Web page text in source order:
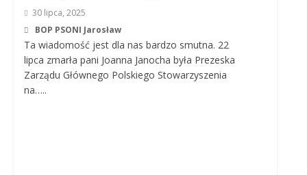
30 lipca, 2025
BOP PSONI Jarosław
Ta wiadomość jest dla nas bardzo smutna. 22
lipca zmarła pani Joanna Janocha była Prezeska
Zarządu Głównego Polskiego Stowarzyszenia
na…..